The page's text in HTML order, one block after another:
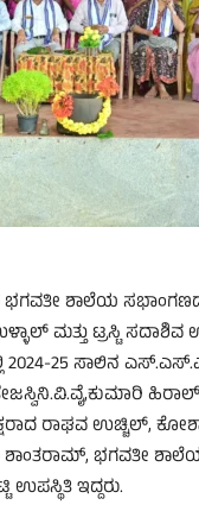
ಭಗವತೀ ಶಾಲೆಯ
ಮತ್ತು ಟ್ರಸ್ಟಿ ಸದಾಶಿವ
2024-25 ಸಾಲಿನ
ರಾಘವ ಉಚ್ಚಿಲ್,
ಶಾಂತರಾಮ್, ಭಗವತೀ
ಉಪಸ್ಥಿತಿ ಇದ್ದರು.